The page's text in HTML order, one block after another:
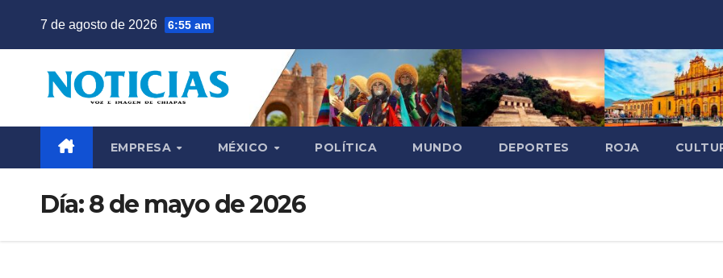
7 de agosto de 2026 6:55 am
EMPRESA MÉXICO POLÍTICA MUNDO DEPORTES ROJA
Día:8 de mayo de 2026